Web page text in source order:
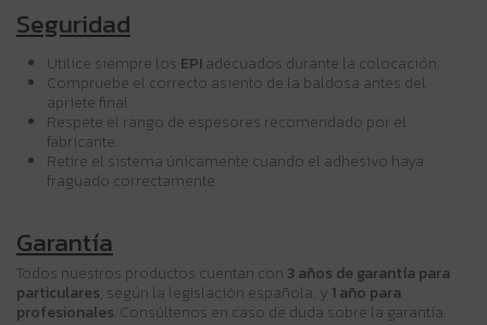
Seguridad
Utilice siempre los EPI adecuados durante la colocación.
Compruebe el correcto asiento de la baldosa antes del
apriete final.
Respete el rango de espesores recomendado por el
fabricante.
Retire el sistema únicamente cuando el adhesivo haya
fraguado correctamente.
Garantía
Todos nuestros productos cuentan con 3 años de garantía para
particulares, según la legislación española, y 1 año para
profesionales . Consúltenos en caso de duda sobre la garantía.